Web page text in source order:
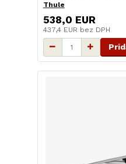
Thule
538,0 EUR
437,4 EUR bez DPH